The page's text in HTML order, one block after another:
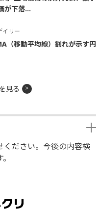
が下落...
イリー
（移動平均線）割れが示す円
見る
ください。今後の内容検